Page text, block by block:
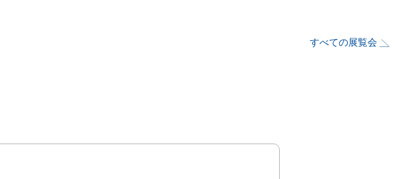
すべての展覧会